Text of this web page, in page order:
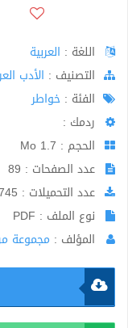
اللغة : العربية
اﻟﺘﺼﻨﻴﻒ : الأدب
الفئة : خواطر
ردمك :
الحجم : 1.7 Mo
عدد الصفحات : 89
عدد التحميلات : 745
نوع الملف : PDF
المؤلف : مجموعة